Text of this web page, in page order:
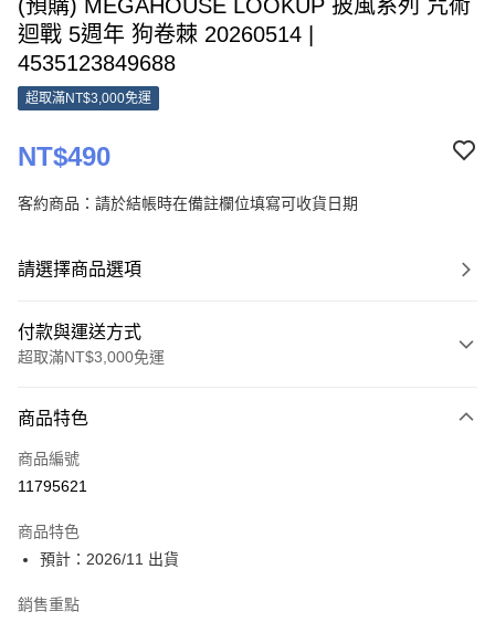
(預購) MEGAHOUSE LOOKUP 披風系列 咒術
迴戰 5週年 狗卷棘 20260514 |
4535123849688
超取滿NT$3,000免運
NT$490
客約商品：請於結帳時在備註欄位填寫可收貨日期
請選擇商品選項
付款與運送方式
超取滿NT$3,000免運
信用卡一次付款
超商取貨付款
ATM付款
運送方式
商品特色
商品編號
11795621
商品特色
預計：2026/11 出貨
銷售重點